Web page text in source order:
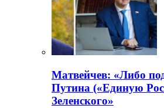
Матвейчев: «Либо
Путина («Единую
Зеленского»